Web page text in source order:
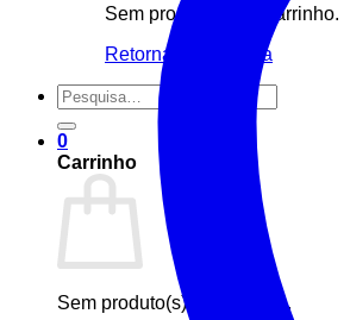
Sem produto(s) no carrinho.
Retornar para a loja
Pesquisar
por:
0
Carrinho
Sem produto(s) no carrinho.